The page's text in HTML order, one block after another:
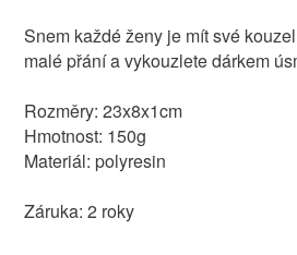
Snem každé ženy je mít své
malé přání a vykouzlete dárkem
Rozměry: 23x8x1cm
Hmotnost: 150g
Materiál: polyresin
Záruka: 2 roky